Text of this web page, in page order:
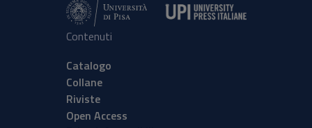
Contenuti
Catalogo
Collane
Riviste
Open Access